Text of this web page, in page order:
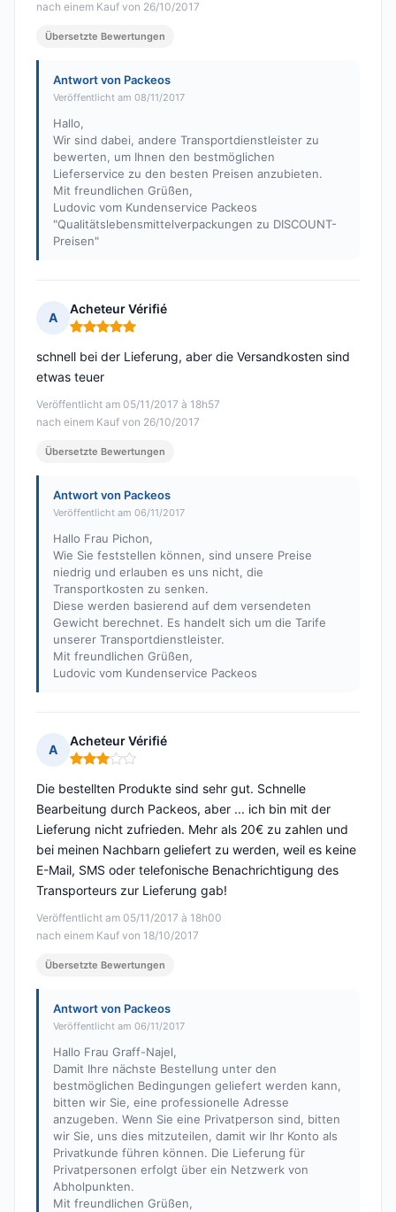
nach einem Kauf von 26/10/2017
Übersetzte Bewertungen
Antwort von Packeos
Veröffentlicht am 08/11/2017
Hallo,
Wir sind dabei, andere Transportdienstleister zu
bewerten, um Ihnen den bestmöglichen
Lieferservice zu den besten Preisen anzubieten.
Mit freundlichen Grüßen,
Ludovic vom Kundenservice Packeos
"Qualitätslebensmittelverpackungen zu DISCOUNT-
Preisen"
A
Acheteur Vérifié
Hinweis: 5 von 5
Veröffentlicht am 05/11/2017 à 18h57
nach einem Kauf von 26/10/2017
schnell bei der Lieferung, aber die Versandkosten sind
etwas teuer
Übersetzte Bewertungen
Antwort von Packeos
Veröffentlicht am 06/11/2017
Hallo Frau Pichon,
Wie Sie feststellen können, sind unsere Preise
niedrig und erlauben es uns nicht, die
Transportkosten zu senken.
Diese werden basierend auf dem versendeten
Gewicht berechnet. Es handelt sich um die Tarife
unserer Transportdienstleister.
Mit freundlichen Grüßen,
Ludovic vom Kundenservice Packeos
A
Acheteur Vérifié
Hinweis: 3 von 5
Veröffentlicht am 05/11/2017 à 18h00
nach einem Kauf von 18/10/2017
Die bestellten Produkte sind sehr gut. Schnelle
Bearbeitung durch Packeos, aber ... ich bin mit der
Lieferung nicht zufrieden. Mehr als 20€ zu zahlen und
bei meinen Nachbarn geliefert zu werden, weil es keine
E-Mail, SMS oder telefonische Benachrichtigung des
Transporteurs zur Lieferung gab!
Übersetzte Bewertungen
Antwort von Packeos
Veröffentlicht am 06/11/2017
Hallo Frau Graff-Najel,
Damit Ihre nächste Bestellung unter den
bestmöglichen Bedingungen geliefert werden kann,
bitten wir Sie, eine professionelle Adresse
anzugeben. Wenn Sie eine Privatperson sind, bitten
wir Sie, uns dies mitzuteilen, damit wir Ihr Konto als
Privatkunde führen können. Die Lieferung für
Privatpersonen erfolgt über ein Netzwerk von
Abholpunkten.
Mit freundlichen Grüßen,